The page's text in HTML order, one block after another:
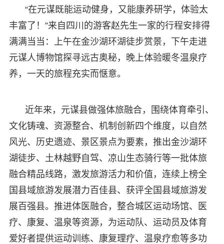
“在元谋既能运动健身，又能康养研学，体验太
丰富了！”来自四川的游客赵先生一家的行程安排得
满满当当：上午在金沙湖环湖徒步赏景，下午走进
元谋人博物馆探寻远古奥秘，晚上体验暖冬温泉疗
养，一天的旅程充实而惬意。
近年来，元谋县做强体旅融合，围绕体育牵引、
文化铸魂、资源整合、机制创新四个维度，以自然
风光、历史遗迹、景区景点为要素，推出金沙湖环
湖徒步、土林越野自驾、凉山生态骑行等一批体旅
融合精品线路，激发旅游活力和价值，连续上榜全
国县域旅游发展潜力百佳县、获评全国县域旅游发
展百强县。推进体医融合，整合城区运动场馆、医
疗、康复、温泉等资源，为运动队、运动员及体育
爱好者提供运动训练、康复理疗、温泉疗愈等多功